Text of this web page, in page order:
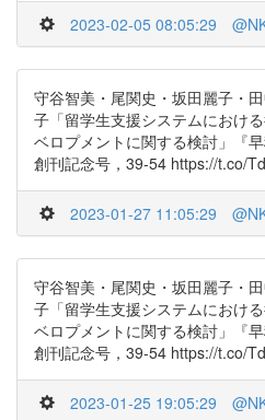
2023-02-05 08:05:29
守谷智美・尾関史・坂田麗子・
子「留学生支援システムにおけ
ベロプメントに関する検討」『
創刊記念号，39-54 https://t.co/
2023-01-27 11:05:29
守谷智美・尾関史・坂田麗子・
子「留学生支援システムにおけ
ベロプメントに関する検討」『
創刊記念号，39-54 https://t.co/
2023-01-25 19:05:29